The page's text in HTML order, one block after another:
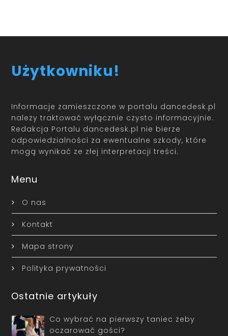
Użytkowniku!
Informacje zamieszczone w portalu dancedesk.pl
należy traktować wyłącznie czysto informacyjnie.
Redakcja Portalu dancedesk.pl nie bierze
odpowiedzialności za ewentualne szkody, które
mogą wynikać ze złej interpretacji treści.
Menu
O nas
Kontakt
Mapa strony
Polityka prywatności
Ostatnie artykuły
Co wybrać na pierwszy taniec żeby
oczarować gości?